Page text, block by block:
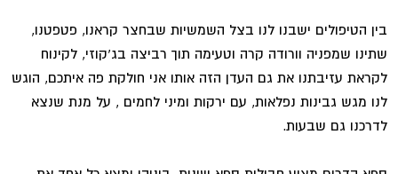
בין הטיפולים ישבנו לנו בצל השמשיות שבחצר קראנו, פטפטנו,
שתינו שמפניה וורודה קרה וטעימה תוך רביצה בג'קוזי, לקינוח
לקראת עזיבתנו את גם העדן הזה אותו אני חולקת פה איתכם, הוגש
לנו מגש גבינות נפלאות, עם ירקות ומיני לחמים , על מנת שנצא
לדרכנו גם שבעות.